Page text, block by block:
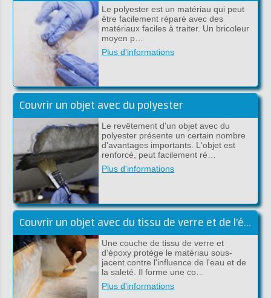
Le polyester est un matériau qui peut
être facilement réparé avec des
matériaux faciles à traiter. Un bricoleur
moyen p…
Plus d'informations
Couvrir un objet avec du polyester
Le revêtement d'un objet avec du
polyester présente un certain nombre
d'avantages importants. L'objet est
renforcé, peut facilement ré…
Plus d'informations
Couvrir un objet avec du tissu de verre et de l'époxy
Une couche de tissu de verre et
d'époxy protège le matériau sous-
jacent contre l'influence de l'eau et de
la saleté. Il forme une co…
Plus d'informations